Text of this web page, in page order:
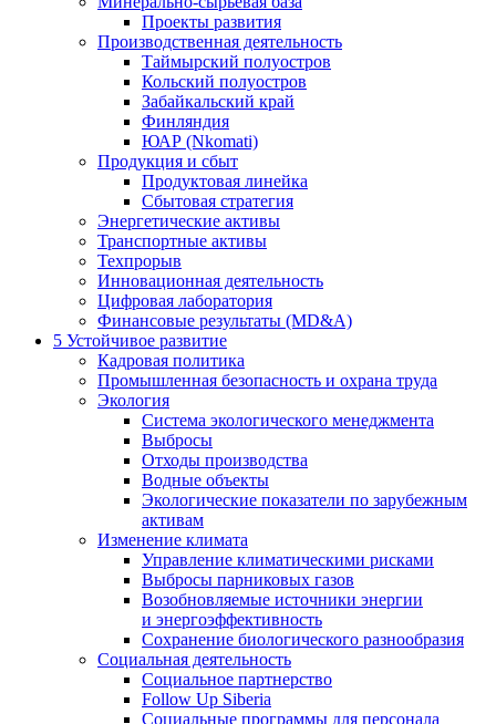
Проекты развития
Производственная деятельность
Таймырский полуостров
Кольский полуостров
Забайкальский край
Финляндия
ЮАР (Nkomati)
Продукция и сбыт
Продуктовая линейка
Сбытовая стратегия
Энергетические активы
Транспортные активы
Техпрорыв
Инновационная деятельность
Цифровая лаборатория
Финансовые результаты (MD&A)
5 Устойчивое развитие
Кадровая политика
Промышленная безопасность и охрана труда
Экология
Система экологического менеджмента
Выбросы
Отходы производства
Водные объекты
Экологические показатели по зарубежным
активам
Изменение климата
Управление климатическими рисками
Выбросы парниковых газов
Возобновляемые источники энергии
и энергоэффективность
Сохранение биологического разнообразия
Социальная деятельность
Социальное партнерство
Follow Up Siberia
Социальные программы для персонала